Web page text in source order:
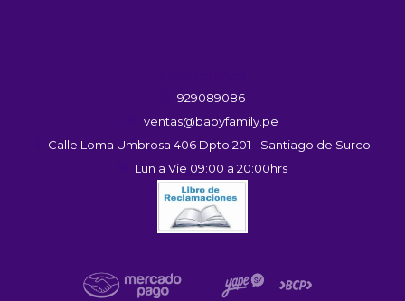
929089086
ventas@babyfamily.pe
Calle Loma Umbrosa 406 Dpto 201 - Santiago de Surco
Lun a Vie 09:00 a 20:00hrs